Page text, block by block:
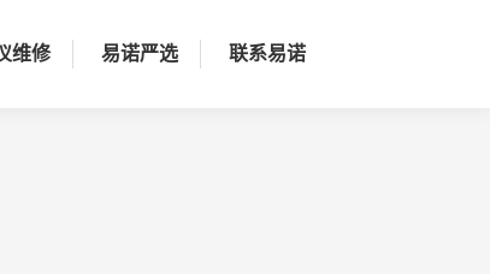
维修 易诺严选 联系易诺